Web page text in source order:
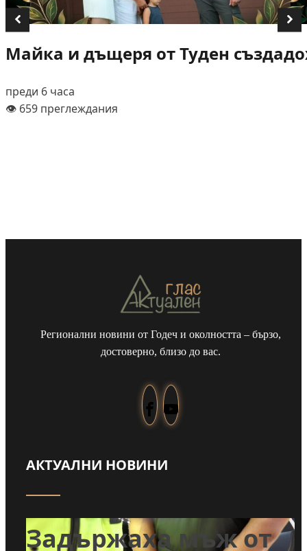
Майка и дъщеря от Туден
преди 6 часа
👁️ 659 преглеждания
Регионални новини от Годеч и околността – бързо,
достоверно, близо до вас.
АКТУАЛНИ НОВИНИ
Задържаха мъж от